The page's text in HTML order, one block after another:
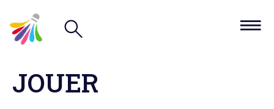
JOUER